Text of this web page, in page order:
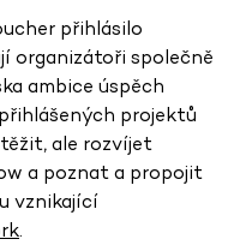
přihlásilo
organizátoři společně
ambice úspěch
projektů
ale rozvíjet
a poznat a propojit
vznikající
.